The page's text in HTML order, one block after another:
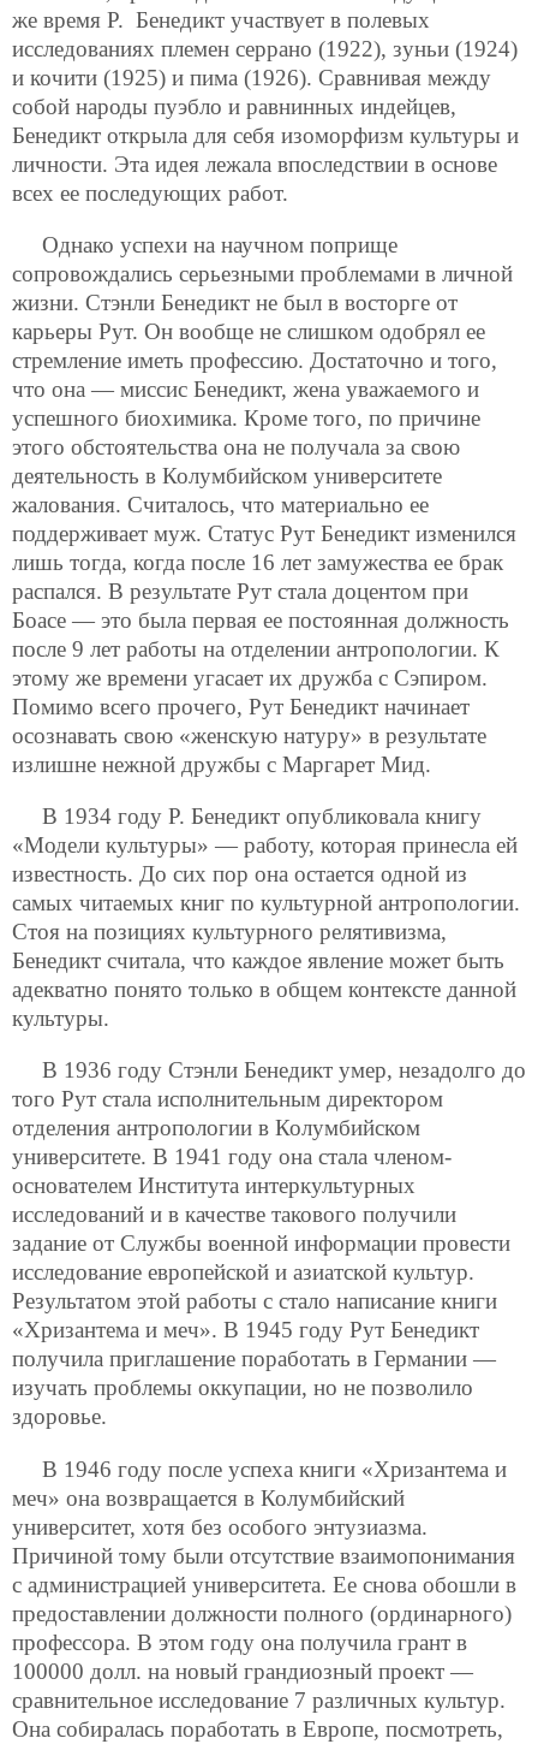
же время Р. Бенедикт участвует в полевых
исследованиях племен серрано (1922), зуньи (1924)
и кочити (1925) и пима (1926). Сравнивая между
собой народы пуэбло и равнинных индейцев,
Бенедикт открыла для себя изоморфизм культуры и
личности. Эта идея лежала впоследствии в основе
всех ее последующих работ.
Однако успехи на научном поприще
сопровождались серьезными проблемами в личной
жизни. Стэнли Бенедикт не был в восторге от
карьеры Рут. Он вообще не слишком одобрял ее
стремление иметь профессию. Достаточно и того,
что она — миссис Бенедикт, жена уважаемого и
успешного биохимика. Кроме того, по причине
этого обстоятельства она не получала за свою
деятельность в Колумбийском университете
жалования. Считалось, что материально ее
поддерживает муж. Статус Рут Бенедикт изменился
лишь тогда, когда после 16 лет замужества ее брак
распался. В результате Рут стала доцентом при
Боасе — это была первая ее постоянная должность
после 9 лет работы на отделении антропологии. К
этому же времени угасает их дружба с Сэпиром.
Помимо всего прочего, Рут Бенедикт начинает
осознавать свою «женскую натуру» в результате
излишне нежной дружбы с Маргарет Мид.
В 1934 году Р. Бенедикт опубликовала книгу
«Модели культуры» — работу, которая принесла ей
известность. До сих пор она остается одной из
самых читаемых книг по культурной антропологии.
Стоя на позициях культурного релятивизма,
Бенедикт считала, что каждое явление может быть
адекватно понято только в общем контексте данной
культуры.
В 1936 году Стэнли Бенедикт умер, незадолго до
того Рут стала исполнительным директором
отделения антропологии в Колумбийском
университете. В 1941 году она стала членом-
основателем Института интеркультурных
исследований и в качестве такового получили
задание от Службы военной информации провести
исследование европейской и азиатской культур.
Результатом этой работы с стало написание книги
«Хризантема и меч». В 1945 году Рут Бенедикт
получила приглашение поработать в Германии —
изучать проблемы оккупации, но не позволило
здоровье.
В 1946 году после успеха книги «Хризантема и
меч» она возвращается в Колумбийский
университет, хотя без особого энтузиазма.
Причиной тому были отсутствие взаимопонимания
с администрацией университета. Ее снова обошли в
предоставлении должности полного (ординарного)
профессора. В этом году она получила грант в
100000 долл. на новый грандиозный проект —
сравнительное исследование 7 различных культур.
Она собиралась поработать в Европе, посмотреть,